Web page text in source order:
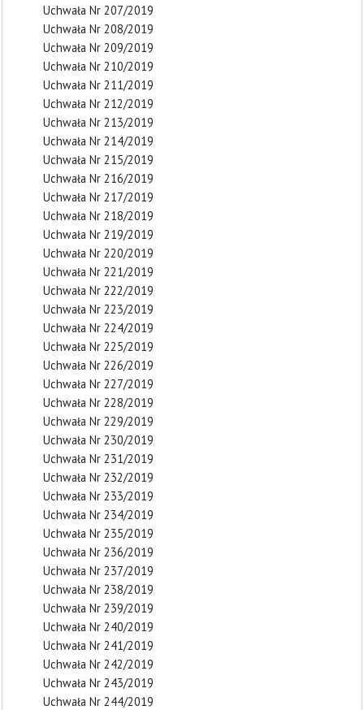
Uchwała Nr 207/2019
Uchwała Nr 208/2019
Uchwała Nr 209/2019
Uchwała Nr 210/2019
Uchwała Nr 211/2019
Uchwała Nr 212/2019
Uchwała Nr 213/2019
Uchwała Nr 214/2019
Uchwała Nr 215/2019
Uchwała Nr 216/2019
Uchwała Nr 217/2019
Uchwała Nr 218/2019
Uchwała Nr 219/2019
Uchwała Nr 220/2019
Uchwała Nr 221/2019
Uchwała Nr 222/2019
Uchwała Nr 223/2019
Uchwała Nr 224/2019
Uchwała Nr 225/2019
Uchwała Nr 226/2019
Uchwała Nr 227/2019
Uchwała Nr 228/2019
Uchwała Nr 229/2019
Uchwała Nr 230/2019
Uchwała Nr 231/2019
Uchwała Nr 232/2019
Uchwała Nr 233/2019
Uchwała Nr 234/2019
Uchwała Nr 235/2019
Uchwała Nr 236/2019
Uchwała Nr 237/2019
Uchwała Nr 238/2019
Uchwała Nr 239/2019
Uchwała Nr 240/2019
Uchwała Nr 241/2019
Uchwała Nr 242/2019
Uchwała Nr 243/2019
Uchwała Nr 244/2019